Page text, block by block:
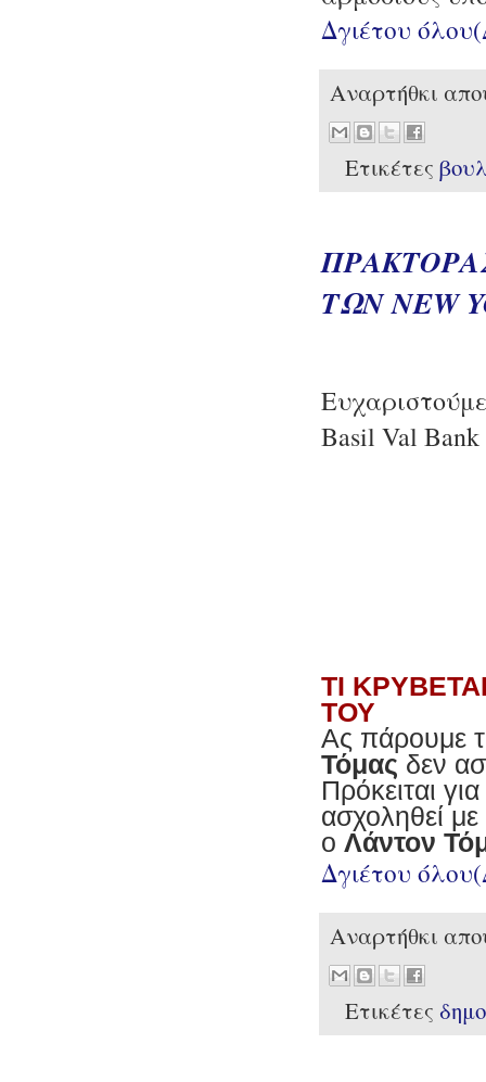
Δγιέτου
Αναρτήθκι
Ετικέτες
ΤΩΝ NEW
Basil Val Bank
ΤΙ
ΤΟΥ
Ας πάρουμε
Τόμας δεν
Πρόκειται
ασχοληθεί
ο Λάντον
Δγιέτου
Αναρτήθκι
Ετικέτες